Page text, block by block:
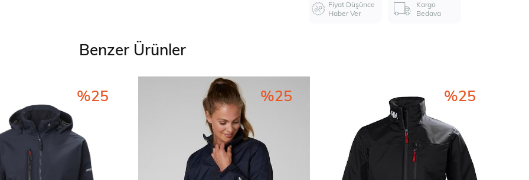
Fiyat Düşünce
Haber Ver
Kargo
Bedava
Benzer Ürünler
%25 %25 %25